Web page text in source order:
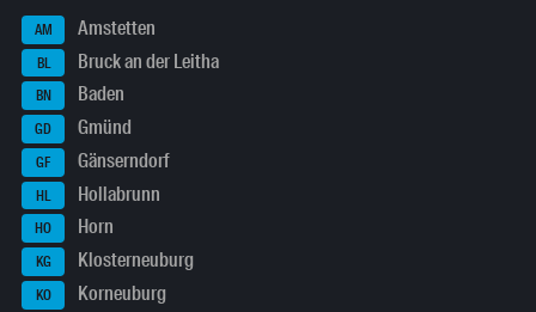
AM Amstetten
BL Bruck an der Leitha
BN Baden
GD Gmünd
GF Gänserndorf
HL Hollabrunn
HO Horn
KG Klosterneuburg
KO Korneuburg